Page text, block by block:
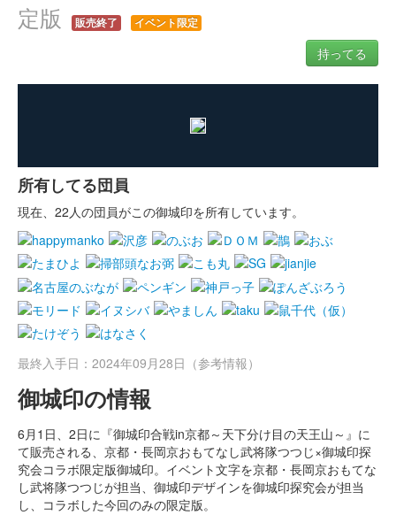
定版
販売終了 イベント限定
持ってる
所有してる団員
現在、22人の団員がこの御城印を所有しています。
最終入手日：2024年09月28日（参考情報）
御城印の情報
6月1日、2日に『御城印合戦in京都～天下分け目の天王山～』に
て販売される、京都・長岡京おもてなし武将隊つつじ×御城印探
究会コラボ限定版御城印。イベント文字を京都・長岡京おもてな
し武将隊つつじが担当、御城印デザインを御城印探究会が担当
し、コラボした今回のみの限定版。